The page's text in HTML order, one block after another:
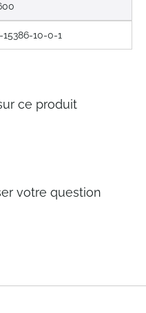
15386-10-0-1
ce produit
votre question